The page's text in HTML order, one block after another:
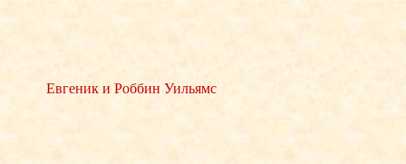
Евгеник и Роббин Уильямс